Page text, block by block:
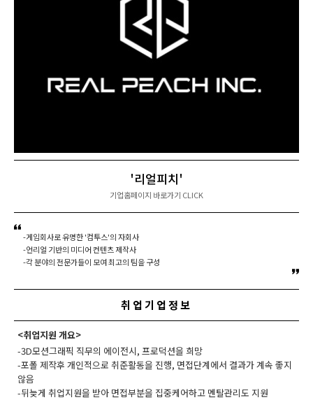
'리얼피치'
기업홈페이지 바로가기 CLICK
-게임회사로 유명한 '컴투스'의 자회사
-언리얼 기반의 미디어 컨텐츠 제작사
-각 분야의 전문가들이 모여 최고의 팀을 구성
취업기업정보
<취업지원 개요>
-3D모션그래픽 직무의 에이전시, 프로덕션을 희망
-포폴 제작후 개인적으로 취준활동을 진행, 면접단계에서 결과가 계속 좋지
않음
-뒤늦게 취업지원을 받아 면접부분을 집중케어하고 멘탈관리도 지원